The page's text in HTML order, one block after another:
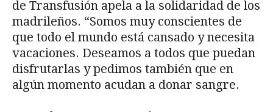
de Transfusión apela a la solidaridad de los
madrileños. “Somos muy conscientes de
que todo el mundo está cansado y necesita
vacaciones. Deseamos a todos que puedan
disfrutarlas y pedimos también que en
algún momento acudan a donar sangre.